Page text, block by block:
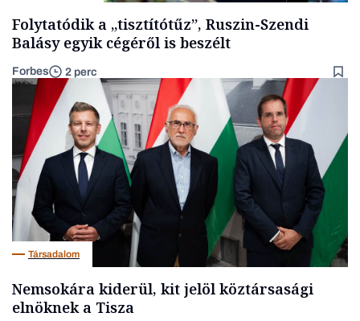
Folytatódik a „tisztítótűz”, Ruszin-Szendi
Balásy egyik cégéről is beszélt
Forbes 2 perc
Társadalom
Nemsokára kiderül, kit jelöl köztársasági
elnöknek a Tisza